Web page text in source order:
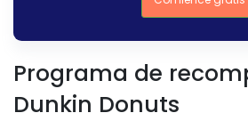
Programa de
Dunkin Donuts